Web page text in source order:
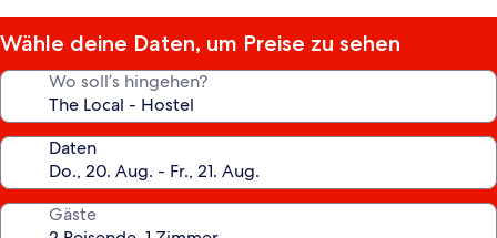
Wähle deine Daten, um Preise zu sehen
Wo soll’s hingehen?
Daten
Gäste